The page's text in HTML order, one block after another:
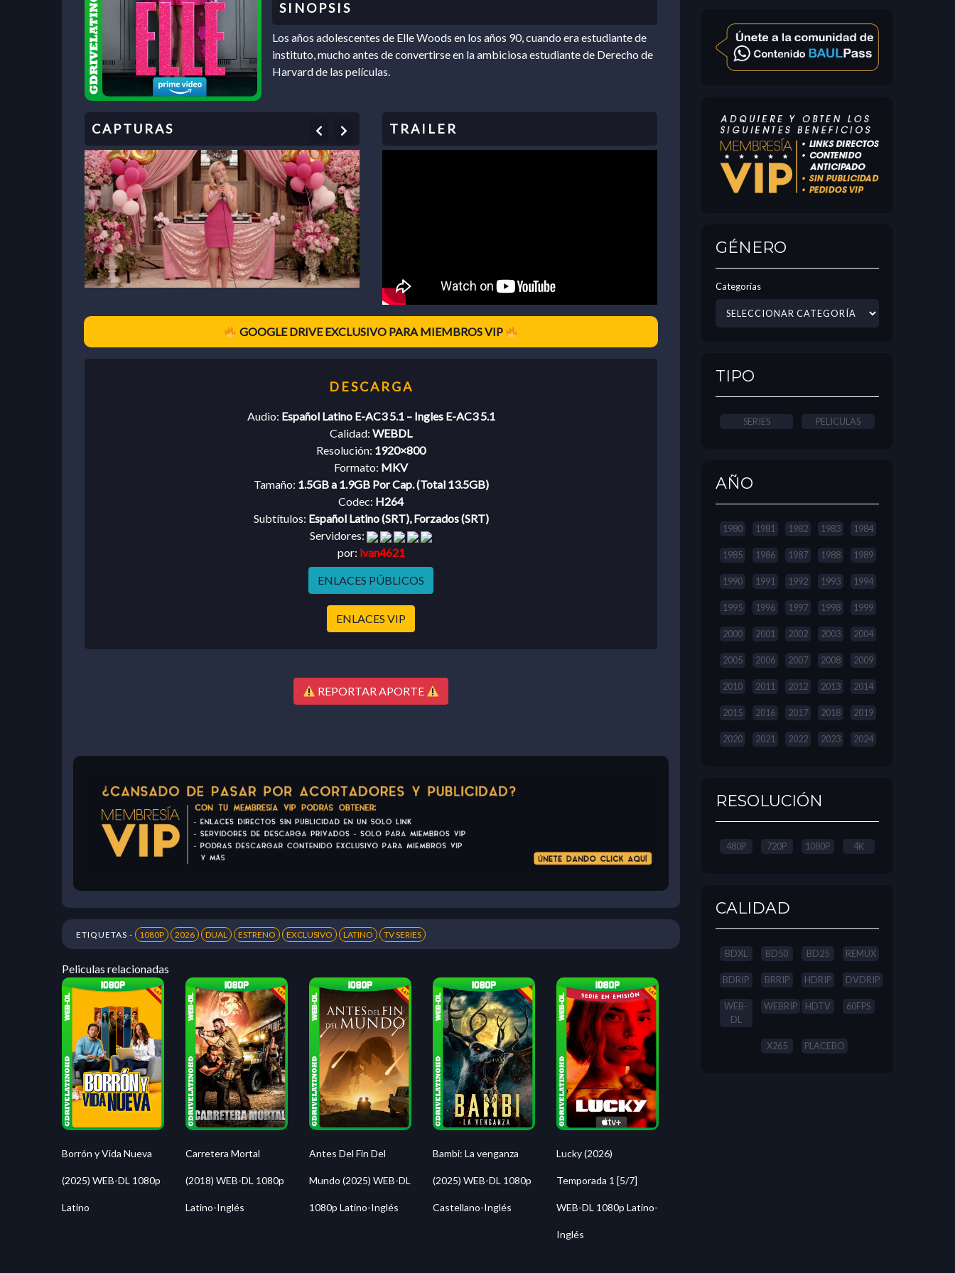
Los años adolescentes de Elle Woods en los años 90, cuando era estudiante de
instituto, mucho antes de convertirse en la ambiciosa estudiante de Derecho de
Harvard de las películas.
Previous
GOOGLE DRIVE EXCLUSIVO PARA MIEMBROS VIP
Audio: Español Latino E-AC3 5.1 – Ingles E-AC3 5.1
Calidad: WEBDL
Resolución: 1920×800
Formato: MKV
Tamaño: 1.5GB a 1.9GB Por Cap. (Total 13.5GB)
Codec: H264
Subtítulos: Español Latino (SRT), Forzados (SRT)
Servidores:
por: ivan4621
ENLACES PÚBLICOS
ENLACES VIP
REPORTAR APORTE
ETIQUETAS - 1080P 2026 DUAL ESTRENO EXCLUSIVO LATINO TV SERIES
Peliculas relacionadas
Borrón y Vida Nueva
(2025) WEB-DL 1080p
Latino
Carretera Mortal
(2018) WEB-DL 1080p
Latino-Inglés
Antes Del Fin Del
Mundo (2025) WEB-DL
1080p Latino-Inglés
Bambi: La venganza
(2025) WEB-DL 1080p
Castellano-Inglés
Lucky (2026)
Temporada 1 [5/7]
WEB-DL 1080p Latino-
Inglés
GÉNERO
Categorías
TIPO
SERIES PELICULAS
AÑO
1980 1981 1982 1983 1984
1985 1986 1987 1988 1989
1990 1991 1992 1993 1994
1995 1996 1997 1998 1999
2000 2001 2002 2003 2004
2005 2006 2007 2008 2009
2010 2011 2012 2013 2014
2015 2016 2017 2018 2019
2020 2021 2022 2023 2024
RESOLUCIÓN
480P 720P 1080P 4K
CALIDAD
BDXL BD50 BD25 REMUX
BDRIP BRRIP HDRIP DVDRIP
WEB-
DL
WEBRIP HDTV 60FPS
X265 PLACEBO